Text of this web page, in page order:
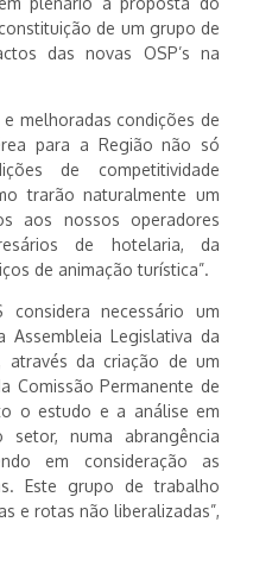
de um grupo de
das novas OSP’s na
melhoradas condições de
para a Região não só
de competitividade
trarão naturalmente um
aos nossos operadores
de hotelaria, da
de animação turística”.
considera necessário um
Assembleia Legislativa da
através da criação de um
Comissão Permanente de
o estudo e a análise em
numa abrangência
em consideração as
Este grupo de trabalho
e rotas não liberalizadas”,